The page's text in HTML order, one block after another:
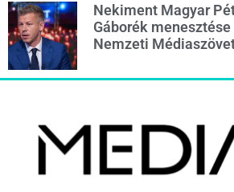
Nekiment Magyar
Gáborék
Nemzeti